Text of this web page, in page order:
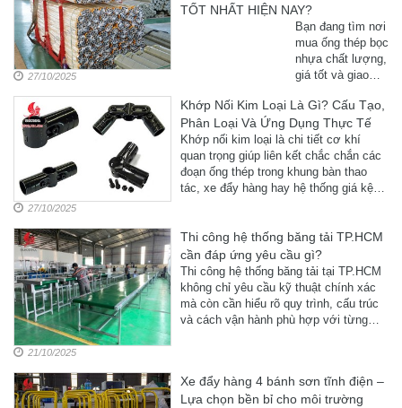
mua và kinh
nghiệm chọn
đúng loại băng tải
cao su phù hợp,
tránh lãng phí và
hành hiệu quả.
TỐT NHẤT HIỆN NAY?
27/10/2025
Bạn đang tìm nơi
mua ống thép bọc
nhựa chất lượng,
giá tốt và giao
quốc? Bài viết
này sẽ giúp bạn
hiểu rõ về đặc
điểm, ưu điểm và
địa chỉ ...
Khớp Nối Kim Loại Là Gì? Cấu Tạo,
Phân Loại Và Ứng Dụng Thực Tế
27/10/2025
Khớp nối kim loại là chi tiết cơ khí
quan trọng giúp liên kết chắc chắn các
đoạn ống thép trong khung bàn thao
tác, xe đẩy hàng hay hệ thống giá kệ
Thi công hệ thống băng tải TP.HCM
cần đáp ứng yêu cầu gì?
21/10/2025
Thi công hệ thống băng tải tại TP.HCM
không chỉ yêu cầu kỹ thuật chính xác
mà còn cần hiểu rõ quy trình, cấu trúc
và cách vận hành phù hợp với từng
Xe đẩy hàng 4 bánh sơn tĩnh điện –
Lựa chọn bền bỉ cho môi trường